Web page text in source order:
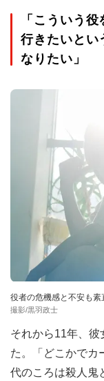
「こういう
行きたいとい
なりたい」
役者の危機感と不安も素
撮影/黒羽政士
それから11年、彼
た。「どこかでカ
代のころは殺人鬼